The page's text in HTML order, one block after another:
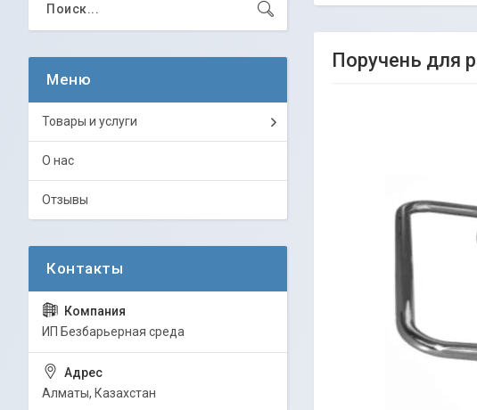
Поручень для
Товары и услуги
О нас
Отзывы
ИП Безбарьерная среда
Алматы, Казахстан